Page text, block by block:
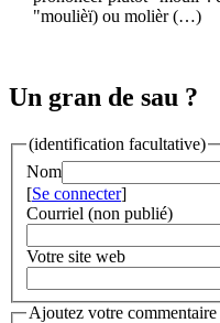
"moulièï) ou molièr (…)
Un gran de sau ?
(identification facultative)
Nom
[Se connecter]
Courriel (non publié)
Votre site web
Ajoutez votre